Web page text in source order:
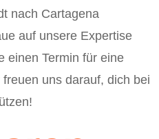
nach Cartagena
auf unsere Expertise
einen Termin für eine
uns darauf, dich bei